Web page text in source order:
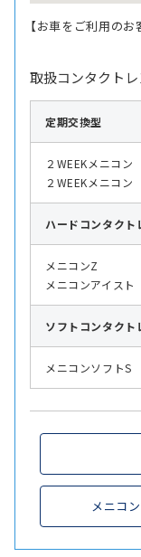
【お車をご利用のお
取扱コンタクト
定期交換型
２WEEKメニコ
２WEEKメニコ
ハード コンタクト
メニコンZ
メニコンアイスト
ソフト コンタクト
メニコンソフトS
メニコ